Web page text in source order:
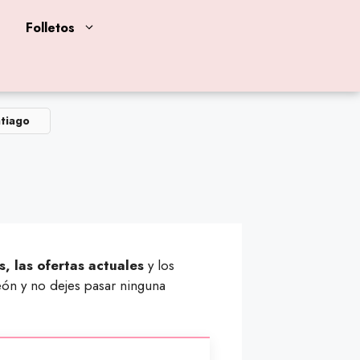
Folletos
las ofertas actuales y los
y no dejes pasar ninguna